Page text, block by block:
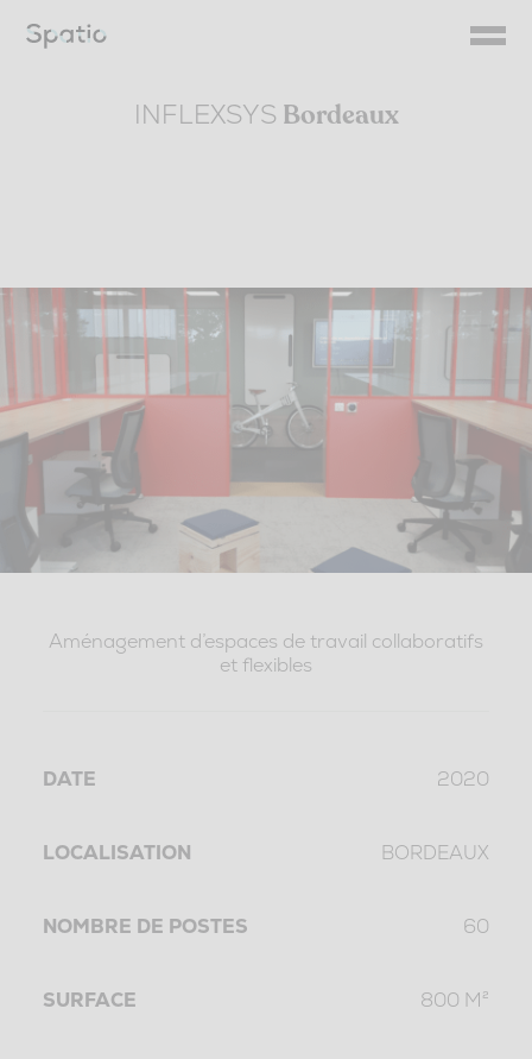
content
INFLEXSYS Bordeaux
Aménagement d’espaces de travail collaboratifs
et flexibles
DATE
LOCALISATION
NOMBRE DE POSTES
SURFACE
2020
BORDEAUX
60
800 M²